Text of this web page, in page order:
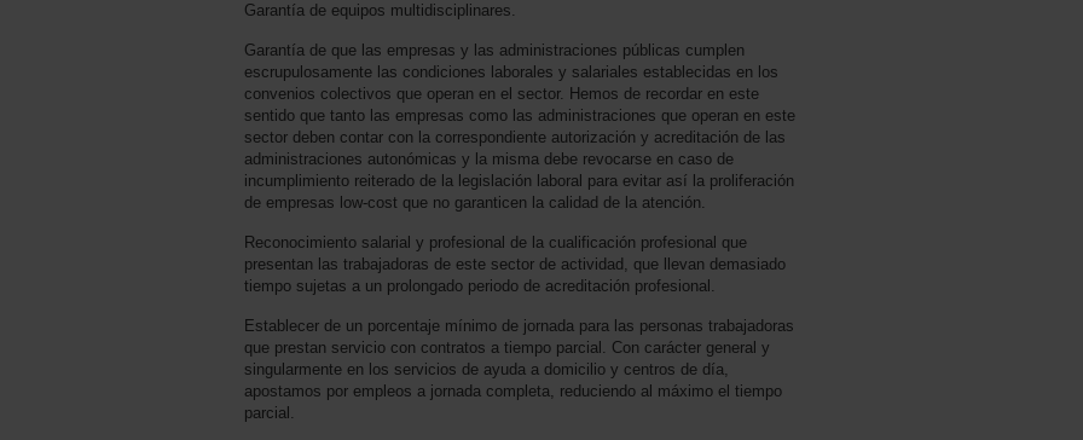
Garantía de equipos multidisciplinares.
Garantía de que las empresas y las administraciones públicas cumplen
escrupulosamente las condiciones laborales y salariales establecidas en los
convenios colectivos que operan en el sector. Hemos de recordar en este
sentido que tanto las empresas como las administraciones que operan en este
sector deben contar con la correspondiente autorización y acreditación de las
administraciones autonómicas y la misma debe revocarse en caso de
incumplimiento reiterado de la legislación laboral para evitar así la proliferación
de empresas low-cost que no garanticen la calidad de la atención.
Reconocimiento salarial y profesional de la cualificación profesional que
presentan las trabajadoras de este sector de actividad, que llevan demasiado
tiempo sujetas a un prolongado periodo de acreditación profesional.
Establecer de un porcentaje mínimo de jornada para las personas trabajadoras
que prestan servicio con contratos a tiempo parcial. Con carácter general y
singularmente en los servicios de ayuda a domicilio y centros de día,
apostamos por empleos a jornada completa, reduciendo al máximo el tiempo
parcial.